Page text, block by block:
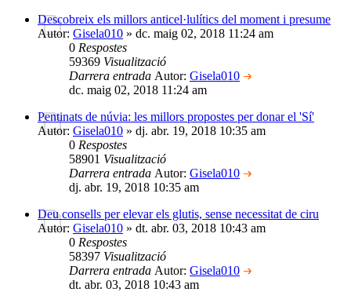
Descobreix els millors anticel·lulítics del moment i presume
Autor: Gisela010 » dc. maig 02, 2018 11:24 am
0 Respostes
59369 Visualització
Darrera entrada Autor: Gisela010
dc. maig 02, 2018 11:24 am
Pentinats de núvia: les millors propostes per donar el 'Sí'
Autor: Gisela010 » dj. abr. 19, 2018 10:35 am
0 Respostes
58901 Visualització
Darrera entrada Autor: Gisela010
dj. abr. 19, 2018 10:35 am
Deu consells per elevar els glutis, sense necessitat de ciru
Autor: Gisela010 » dt. abr. 03, 2018 10:43 am
0 Respostes
58397 Visualització
Darrera entrada Autor: Gisela010
dt. abr. 03, 2018 10:43 am